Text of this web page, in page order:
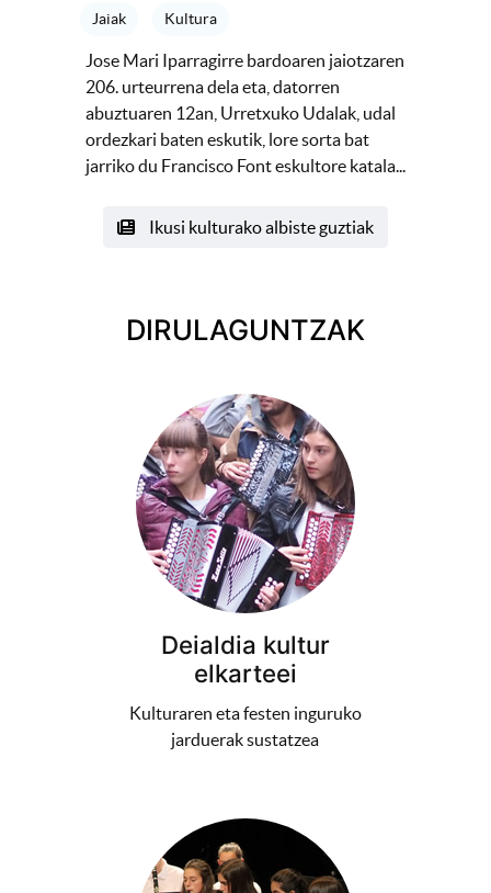
Jaiak Kultura
Jose Mari Iparragirre bardoaren jaiotzaren
206. urteurrena dela eta, datorren
abuztuaren 12an, Urretxuko Udalak, udal
ordezkari baten eskutik, lore sorta bat
jarriko du Francisco Font eskultore katala...
Ikusi kulturako albiste guztiak
DIRULAGUNTZAK
Deialdia kultur
elkarteei
Kulturaren eta festen inguruko
jarduerak sustatzea